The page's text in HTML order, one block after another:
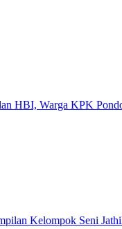
HBI, Warga KPK
Kelompok Seni